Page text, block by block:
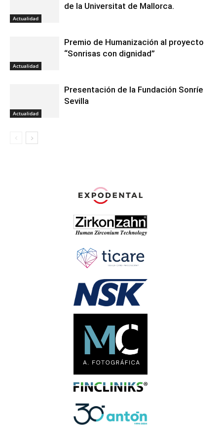
Actualidad
de la Universitat de Mallorca.
Actualidad
Premio de Humanización al proyecto
“Sonrisas con dignidad”
Actualidad
Presentación de la Fundación Sonríe
Sevilla